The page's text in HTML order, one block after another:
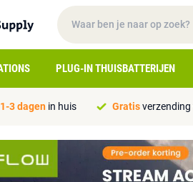
PLUG-IN THUISBATTERIJEN
1-3 dagen in huis Gratis